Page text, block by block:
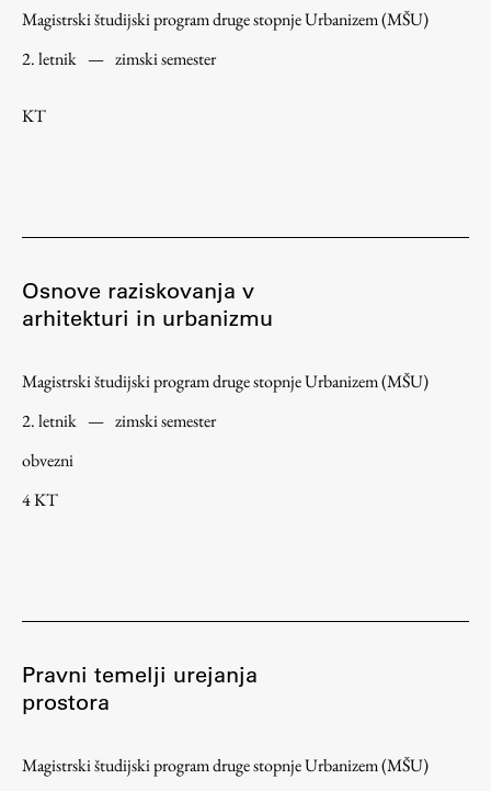
Spletna učilnica
ŠIS (SI)
Novice
Koledar dogodkov
Raziskovanje
Magistrski študijski program druge stopnje Urbanizem (MŠU)
2. letnik — zimski semester
KT
Osnove raziskovanja v
arhitekturi in urbanizmu
Magistrski študijski program druge stopnje Urbanizem (MŠU)
2. letnik — zimski semester
obvezni
4 KT
Pravni temelji urejanja
prostora
Magistrski študijski program druge stopnje Urbanizem (MŠU)